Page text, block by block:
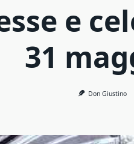
e
31
Don Giustino